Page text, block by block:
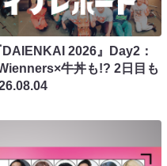
DAIENKAI 2026』Day2：
牛丼も!? 2日目も